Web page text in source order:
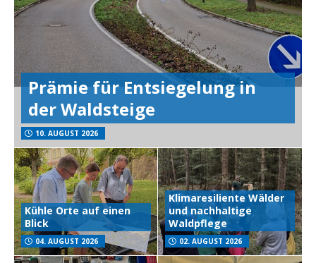
Prämie für Entsiegelung in
der Waldsteige
10. AUGUST 2026
Kühle Orte auf einen
Blick
04. AUGUST 2026
Klimaresiliente Wälder
und nachhaltige
Waldpflege
02. AUGUST 2026